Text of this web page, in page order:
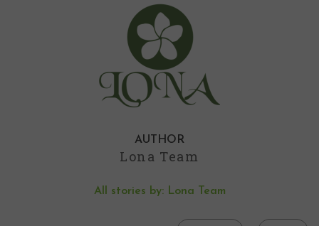
AUTHOR
Lona Team
All stories by: Lona Team